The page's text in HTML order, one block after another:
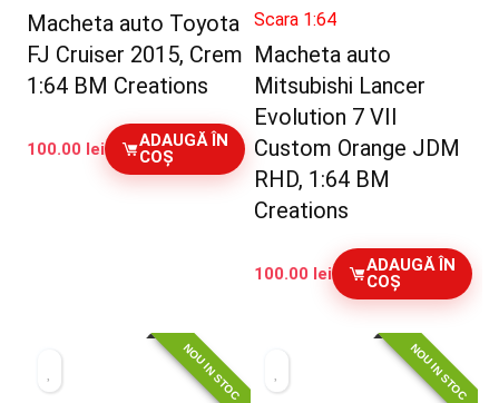
Macheta auto Toyota
FJ Cruiser 2015, Crem
1:64 BM Creations
100.00 lei
ADAUGĂ ÎN
COȘ
Scara 1:64
Macheta auto
Mitsubishi Lancer
Evolution 7 VII
Custom Orange JDM
RHD, 1:64 BM
Creations
100.00 lei
ADAUGĂ ÎN
COȘ
NOU IN STOC NOU IN STOC